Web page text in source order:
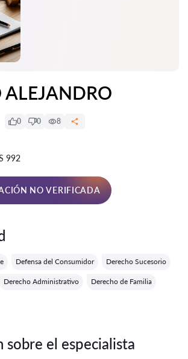
reseñas:
0 0 8
992
NO VERIFICADA
Defensa del Consumidor Derecho Sucesorio
Derecho Administrativo Derecho de Familia
sobre el especialista